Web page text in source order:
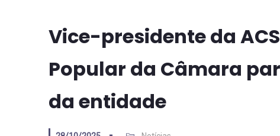
Vice-presidente da
Popular da Câmara
da entidade